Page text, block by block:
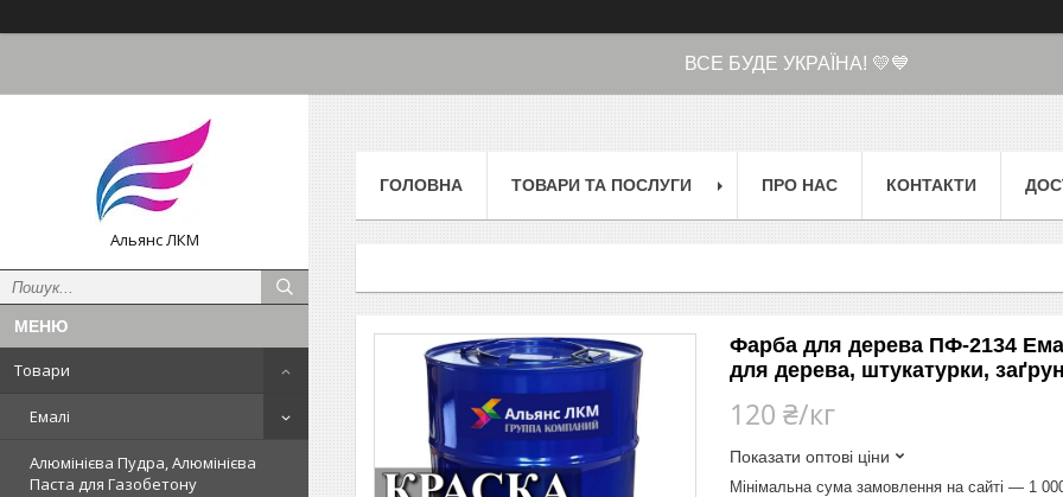
ВСЕ БУДЕ УКРАЇНА! 💛💙
Альянс ЛКМ
Товари
Емалі
Алюмінієва Пудра, Алюмінієва
Паста для Газобетону
ГОЛОВНА ТОВАРИ ТА ПОСЛУГИ ПРО НАС КОНТАКТИ
Фарба для дерева ПФ-2134
для дерева, штукатурки,
120 ₴/кг
Показати оптові ціни
Мінімальна сума замовлення на сайті — 1